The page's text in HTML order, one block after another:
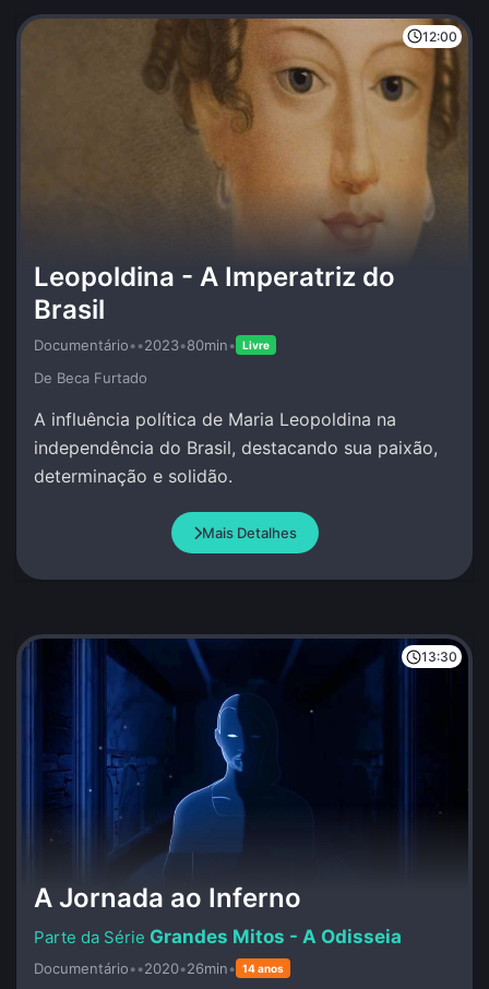
12:00
Leopoldina - A Imperatriz do
Brasil
Documentário••2023•80min• Livre
De Beca Furtado
A influência política de Maria Leopoldina na
independência do Brasil, destacando sua paixão,
determinação e solidão.
Mais Detalhes
13:30
A Jornada ao Inferno
Grandes Mitos - A Odisseia
Documentário••2020•26min• 14 anos